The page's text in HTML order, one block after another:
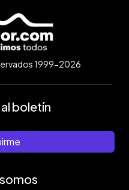
1999-2026
boletín